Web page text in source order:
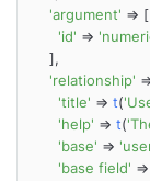
'argument' => [
'id' =>
'relationship'
'title' => t(
'help' => t(
'base' =>
'base field' =>